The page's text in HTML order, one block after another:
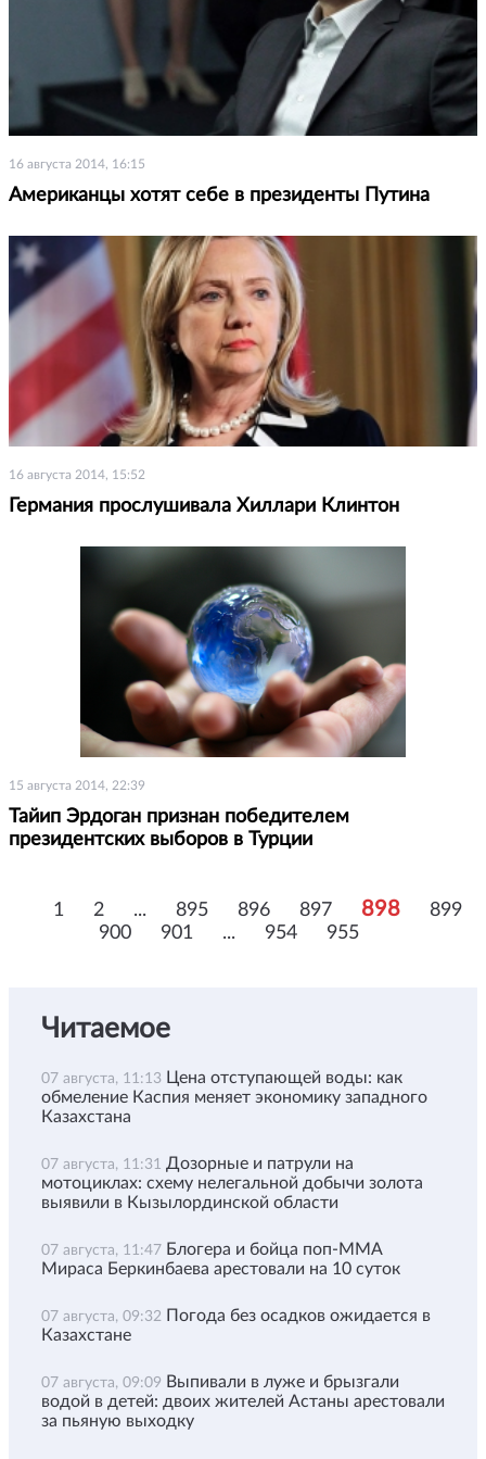
16 августа 2014, 16:15
Американцы хотят себе в президенты Путина
16 августа 2014, 15:52
Германия прослушивала Хиллари Клинтон
15 августа 2014, 22:39
Тайип Эрдоган признан победителем
президентских выборов в Турции
1 2 ... 895 896 897 898
899
900
901 ... 954 955
Читаемое
07 августа, 11:13 Цена отступающей воды: как
обмеление Каспия меняет экономику западного
Казахстана
07 августа, 11:31 Дозорные и патрули на
мотоциклах: схему нелегальной добычи золота
выявили в Кызылординской области
07 августа, 11:47 Блогера и бойца поп-ММА
Мираса Беркинбаева арестовали на 10 суток
07 августа, 09:32 Погода без осадков ожидается в
Казахстане
07 августа, 09:09 Выпивали в луже и брызгали
водой в детей: двоих жителей Астаны арестовали
за пьяную выходку